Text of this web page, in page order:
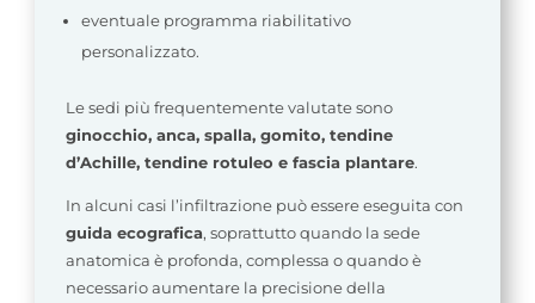
eventuale programma riabilitativo
personalizzato.
Le sedi più frequentemente valutate sono
ginocchio, anca, spalla, gomito, tendine
d’Achille, tendine rotuleo e fascia plantare.
In alcuni casi l’infiltrazione può essere eseguita con
guida ecografica, soprattutto quando la sede
anatomica è profonda, complessa o quando è
necessario aumentare la precisione della